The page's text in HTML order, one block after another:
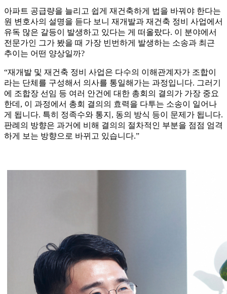
아파트 공급량을 늘리고 쉽게 재건축하게 법을 바꿔야 한다는
원 변호사의 설명을 듣다 보니 재개발과 재건축 정비 사업에서
유독 많은 갈등이 발생하고 있다는 게 떠올랐다. 이 분야에서
전문가인 그가 봤을 때 가장 빈번하게 발생하는 소송과 최근
추이는 어떤 양상일까?
“재개발 및 재건축 정비 사업은 다수의 이해관계자가 조합이
라는 단체를 구성해서 의사를 통일해가는 과정입니다. 그러기
에 조합장 선임 등 여러 안건에 대한 총회의 결의가 가장 중요
한데, 이 과정에서 총회 결의의 효력을 다투는 소송이 일어나
게 됩니다. 특히 정족수와 통지, 동의 방식 등이 문제가 됩니다.
판례의 방향은 과거에 비해 결의의 절차적인 부분을 점점 엄격
하게 보는 방향으로 바뀌고 있습니다.”